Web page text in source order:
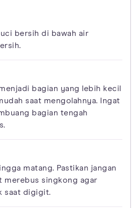
bersih di bawah air
bagian yang lebih kecil
saat mengolahnya. Ingat
bagian tengah
matang. Pastikan jangan
merebus singkong agar
saat digigit.